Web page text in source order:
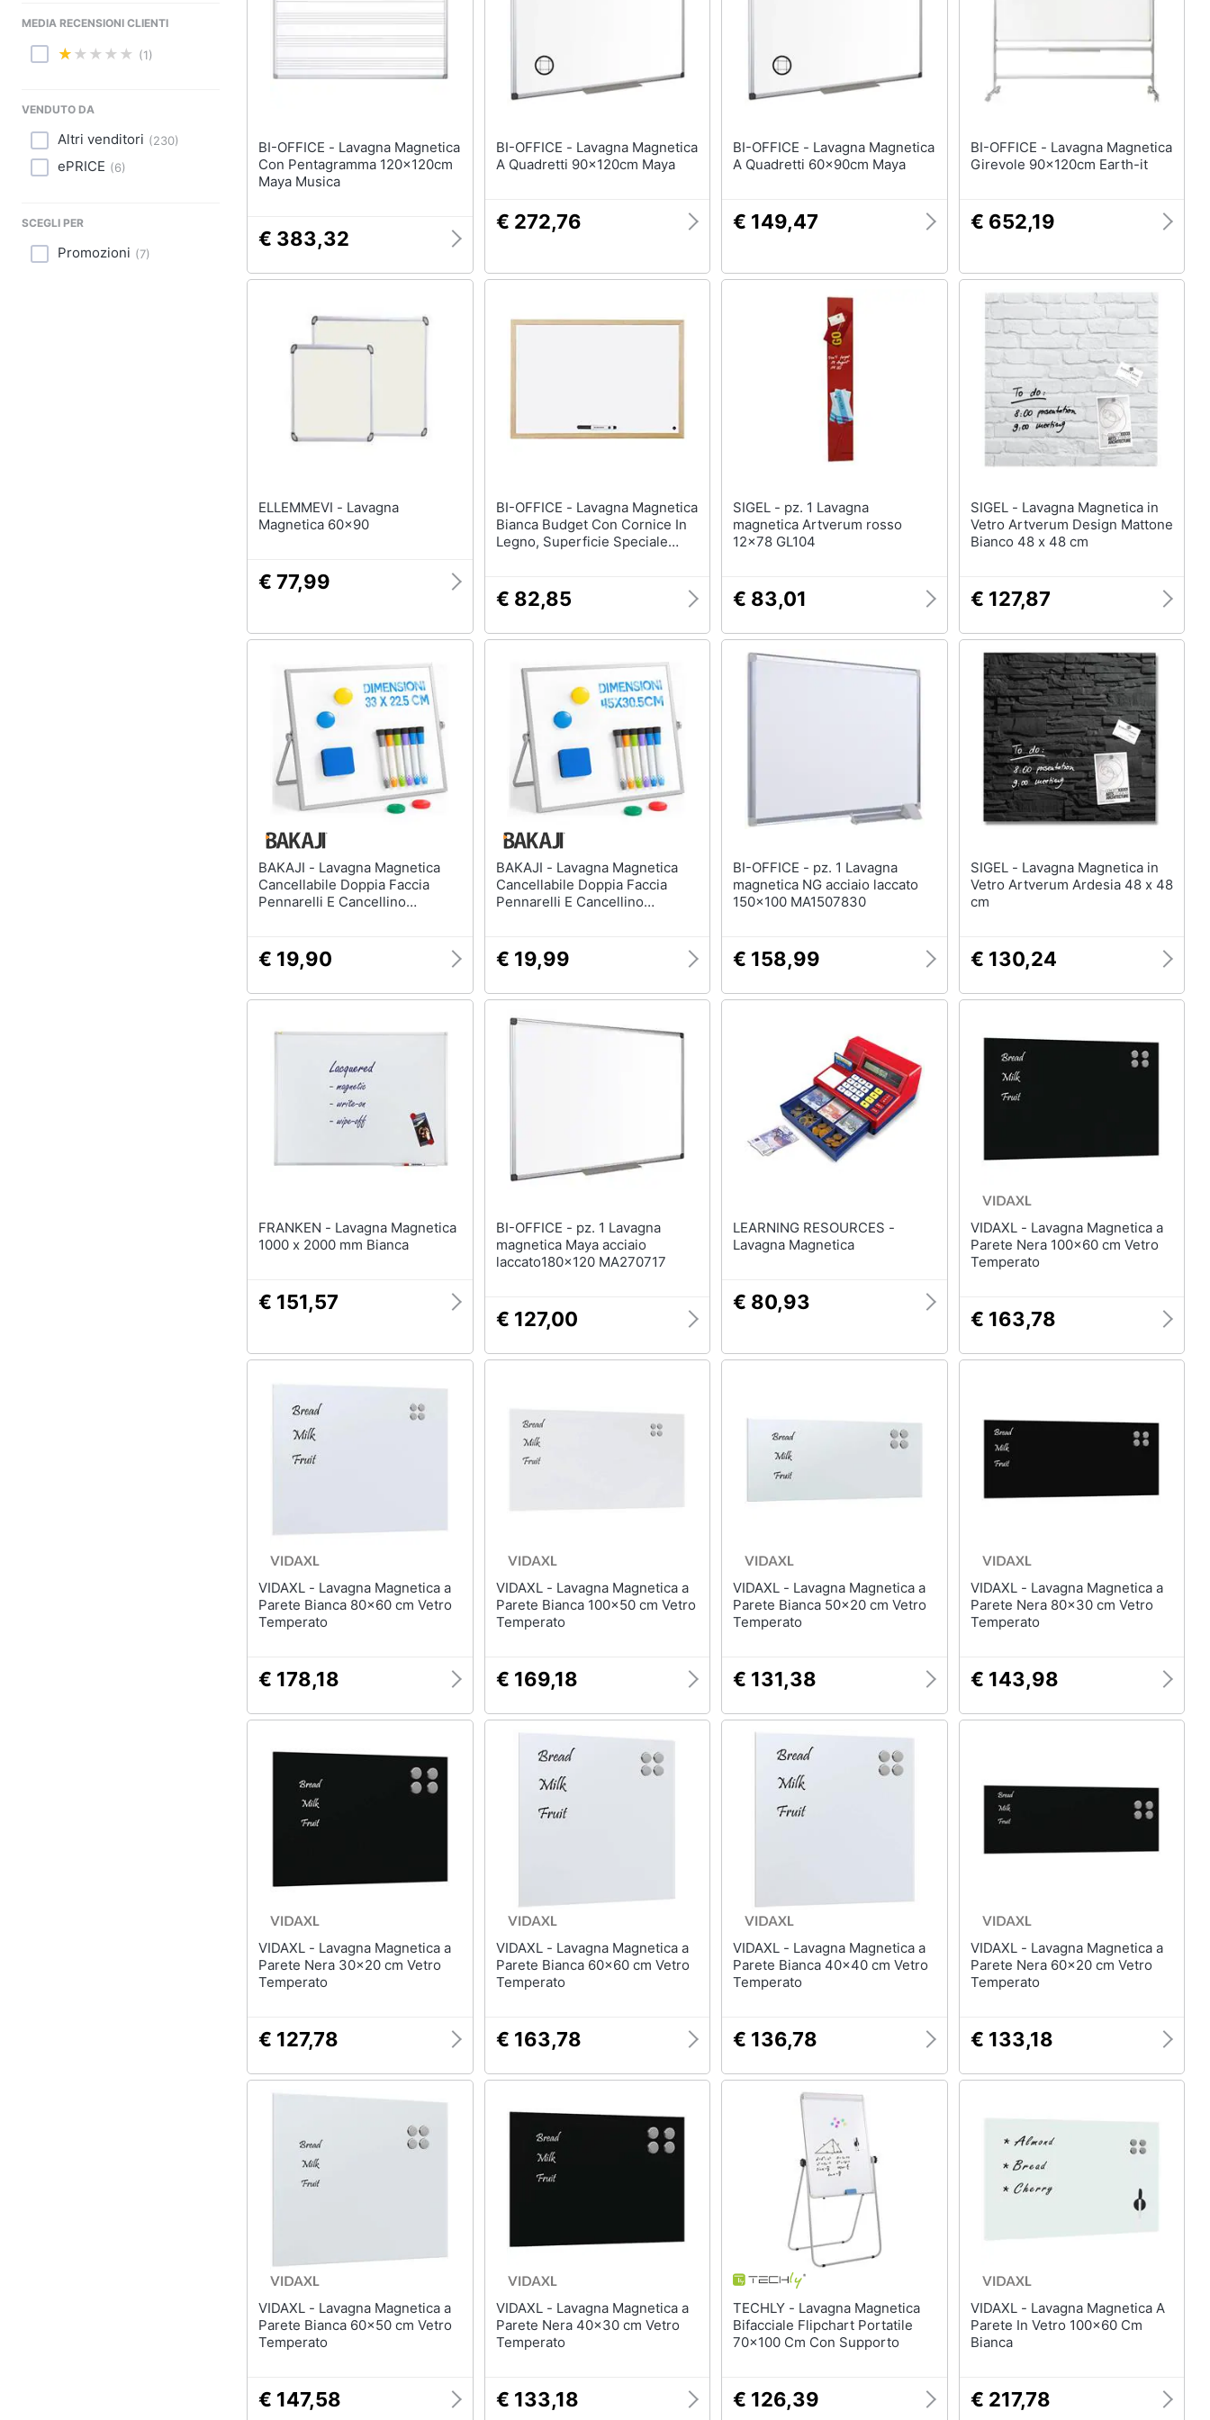
Festività e ricorrenze
MEDIA RECENSIONI CLIENTI
(1)
VENDUTO DA
Altri venditori (230)
ePRICE (6)
SCEGLI PER
Promozioni (7)
BI-OFFICE - Lavagna Magnetica
Con Pentagramma 120x120cm
Maya Musica
€ 383,32
BI-OFFICE - Lavagna Magnetica
A Quadretti 90x120cm Maya
€ 272,76
BI-OFFICE - Lavagna Magnetica
A Quadretti 60x90cm Maya
€ 149,47
BI-OFFICE - Lavagna Magnetica
Girevole 90x120cm Earth-it
€ 652,19
ELLEMMEVI - Lavagna
Magnetica 60x90
€ 77,99
BI-OFFICE - Lavagna Magnetica
Bianca Budget Con Cornice In
Legno, Superficie Speciale
€ 82,85
SIGEL - pz. 1 Lavagna
magnetica Artverum rosso
12x78 GL104
€ 83,01
SIGEL - Lavagna Magnetica in
Vetro Artverum Design Mattone
Bianco 48 x 48 cm
€ 127,87
BAKAJI - Lavagna Magnetica
Cancellabile Doppia Faccia
Pennarelli E Cancellino
€ 19,90
BAKAJI - Lavagna Magnetica
Cancellabile Doppia Faccia
Pennarelli E Cancellino
€ 19,99
BI-OFFICE - pz. 1 Lavagna
magnetica NG acciaio laccato
150x100 MA1507830
€ 158,99
SIGEL - Lavagna Magnetica in
Vetro Artverum Ardesia 48 x 48
cm
€ 130,24
FRANKEN - Lavagna Magnetica
1000 x 2000 mm Bianca
€ 151,57
BI-OFFICE - pz. 1 Lavagna
magnetica Maya acciaio
laccato180x120 MA270717
€ 127,00
LEARNING RESOURCES -
Lavagna Magnetica
€ 80,93
VIDAXL - Lavagna Magnetica a
Parete Nera 100x60 cm Vetro
Temperato
€ 163,78
VIDAXL - Lavagna Magnetica a
Parete Bianca 80x60 cm Vetro
Temperato
€ 178,18
VIDAXL - Lavagna Magnetica a
Parete Bianca 100x50 cm Vetro
Temperato
€ 169,18
VIDAXL - Lavagna Magnetica a
Parete Bianca 50x20 cm Vetro
Temperato
€ 131,38
VIDAXL - Lavagna Magnetica a
Parete Nera 80x30 cm Vetro
Temperato
€ 143,98
VIDAXL - Lavagna Magnetica a
Parete Nera 30x20 cm Vetro
Temperato
€ 127,78
VIDAXL - Lavagna Magnetica a
Parete Bianca 60x60 cm Vetro
Temperato
€ 163,78
VIDAXL - Lavagna Magnetica a
Parete Bianca 40x40 cm Vetro
Temperato
€ 136,78
VIDAXL - Lavagna Magnetica a
Parete Nera 60x20 cm Vetro
Temperato
€ 133,18
VIDAXL - Lavagna Magnetica a
Parete Bianca 60x50 cm Vetro
Temperato
€ 147,58
VIDAXL - Lavagna Magnetica a
Parete Nera 40x30 cm Vetro
Temperato
€ 133,18
TECHLY - Lavagna Magnetica
Bifacciale Flipchart Portatile
70x100 Cm Con Supporto
€ 126,39
VIDAXL - Lavagna Magnetica A
Parete In Vetro 100x60 Cm
Bianca
€ 217,78